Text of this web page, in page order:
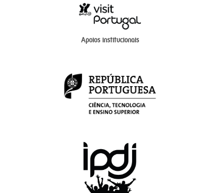
Apoios institucionais